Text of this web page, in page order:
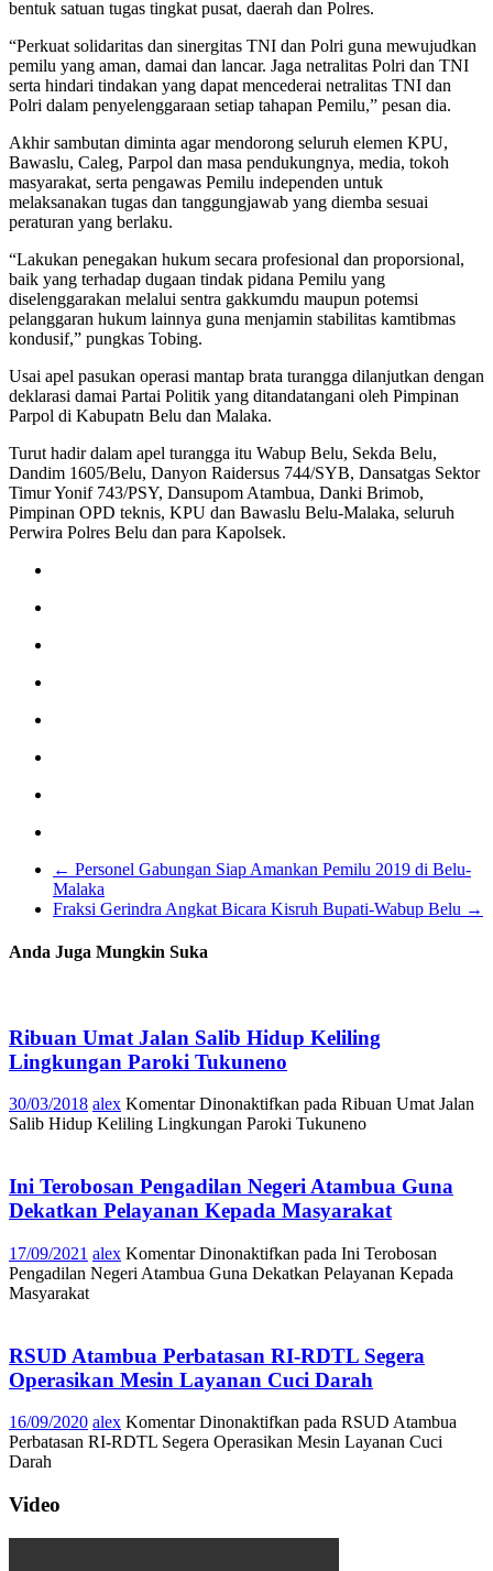
bentuk satuan tugas tingkat pusat, daerah dan Polres.
“Perkuat solidaritas dan sinergitas TNI dan Polri guna mewujudkan
pemilu yang aman, damai dan lancar. Jaga netralitas Polri dan TNI
serta hindari tindakan yang dapat mencederai netralitas TNI dan
Polri dalam penyelenggaraan setiap tahapan Pemilu,” pesan dia.
Akhir sambutan diminta agar mendorong seluruh elemen KPU,
Bawaslu, Caleg, Parpol dan masa pendukungnya, media, tokoh
masyarakat, serta pengawas Pemilu independen untuk
melaksanakan tugas dan tanggungjawab yang diemba sesuai
peraturan yang berlaku.
“Lakukan penegakan hukum secara profesional dan proporsional,
baik yang terhadap dugaan tindak pidana Pemilu yang
diselenggarakan melalui sentra gakkumdu maupun potemsi
pelanggaran hukum lainnya guna menjamin stabilitas kamtibmas
kondusif,” pungkas Tobing.
Usai apel pasukan operasi mantap brata turangga dilanjutkan dengan
deklarasi damai Partai Politik yang ditandatangani oleh Pimpinan
Parpol di Kabupatn Belu dan Malaka.
Turut hadir dalam apel turangga itu Wabup Belu, Sekda Belu,
Dandim 1605/Belu, Danyon Raidersus 744/SYB, Dansatgas Sektor
Timur Yonif 743/PSY, Dansupom Atambua, Danki Brimob,
Pimpinan OPD teknis, KPU dan Bawaslu Belu-Malaka, seluruh
Perwira Polres Belu dan para Kapolsek.
← Personel Gabungan Siap Amankan Pemilu 2019 di Belu-
Malaka
Fraksi Gerindra Angkat Bicara Kisruh Bupati-Wabup Belu →
Anda Juga Mungkin Suka
Ribuan Umat Jalan Salib Hidup Keliling
Lingkungan Paroki Tukuneno
30/03/2018 alex Komentar Dinonaktifkan pada Ribuan Umat Jalan
Salib Hidup Keliling Lingkungan Paroki Tukuneno
Ini Terobosan Pengadilan Negeri Atambua Guna
Dekatkan Pelayanan Kepada Masyarakat
17/09/2021 alex Komentar Dinonaktifkan pada Ini Terobosan
Pengadilan Negeri Atambua Guna Dekatkan Pelayanan Kepada
Masyarakat
RSUD Atambua Perbatasan RI-RDTL Segera
Operasikan Mesin Layanan Cuci Darah
16/09/2020 alex Komentar Dinonaktifkan pada RSUD Atambua
Perbatasan RI-RDTL Segera Operasikan Mesin Layanan Cuci
Darah
Video